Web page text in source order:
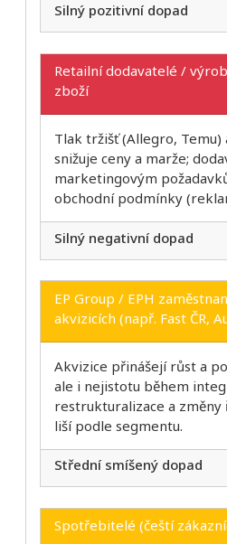
Silný pozitivní dopad
Retailní dodavatelé /
zboží
Tlak tržišť (Allegro,
snižuje ceny a marže;
marketingovým
obchodní podmínky
Silný negativní dopad
EP Group / EPH
akvizicích (např. Fast ČR,
Akvizice přinášejí růst a
ale i nejistotu během
restrukturalizace a změny
liší podle segmentu.
Střední smíšený dopad
Spotřebitelé (čeští